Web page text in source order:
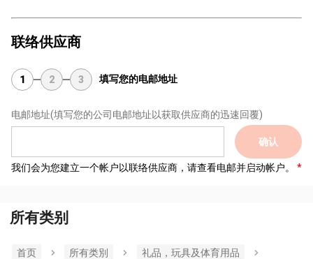
联络供应商
1 2 3 填写您的电邮地址
电邮地址(填写您的公司电邮地址以获取供应商的迅速回覆)
确认
我们会为您建立一个帐户以联络供应商，请查看电邮并启动帐户。
所有类别
首页 所有类別
礼品，玩具及体育用品